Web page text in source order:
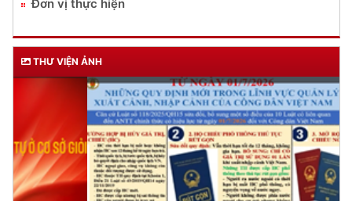
Đơn vị thực hiện
THƯ VIỆN ẢNH